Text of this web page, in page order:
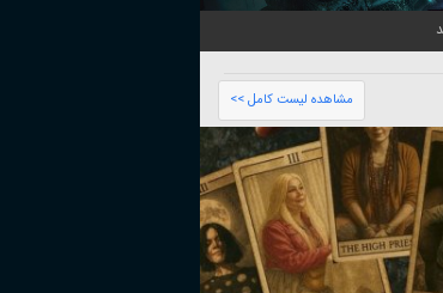
مشاهده لیست کامل >>